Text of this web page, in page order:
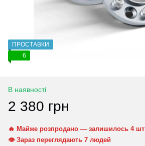
ПРОСТАВКИ
6
В наявності
2 380 грн
🔥 Майже розпродано — залишилось 4 шт
👁 Зараз переглядають 7 людей